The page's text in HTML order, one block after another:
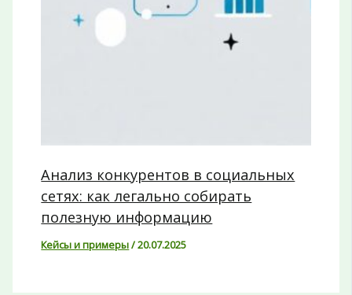
Анализ конкурентов в социальных
сетях: как легально собирать
полезную информацию
Кейсы и примеры/20.07.2025